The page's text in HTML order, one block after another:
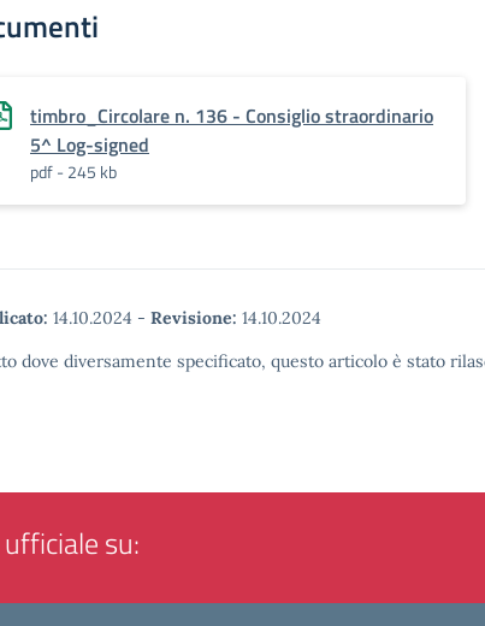
timbro_Circolare n. 136 - Consiglio straordinario
5^ Log-signed
pdf - 245 kb
14.10.2024 - Revisione: 14.10.2024
dove diversamente specificato, questo articolo è stato
su: